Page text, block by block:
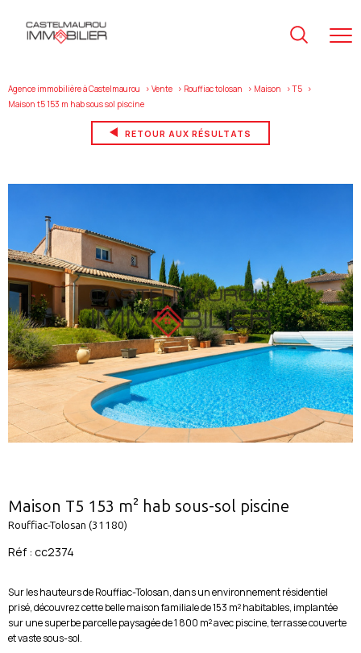
Agence immobilière à Castelmaurou Vente Rouffiac tolosan Maison
T5
maison t5 153 m hab sous sol piscine
RETOUR AUX RÉSULTATS
Maison T5 153 m² hab sous-sol piscine
Rouffiac-Tolosan (31180)
Réf : cc2374
Sur les hauteurs de Rouffiac-Tolosan, dans un environnement résidentiel
prisé, découvrez cette belle maison familiale de 153 m² habitables, implantée
sur une superbe parcelle paysagée de 1 800 m² avec piscine, terrasse couverte
et vaste sous-sol.